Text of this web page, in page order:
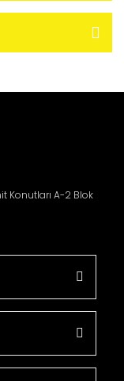
Konutları A-2 Blok